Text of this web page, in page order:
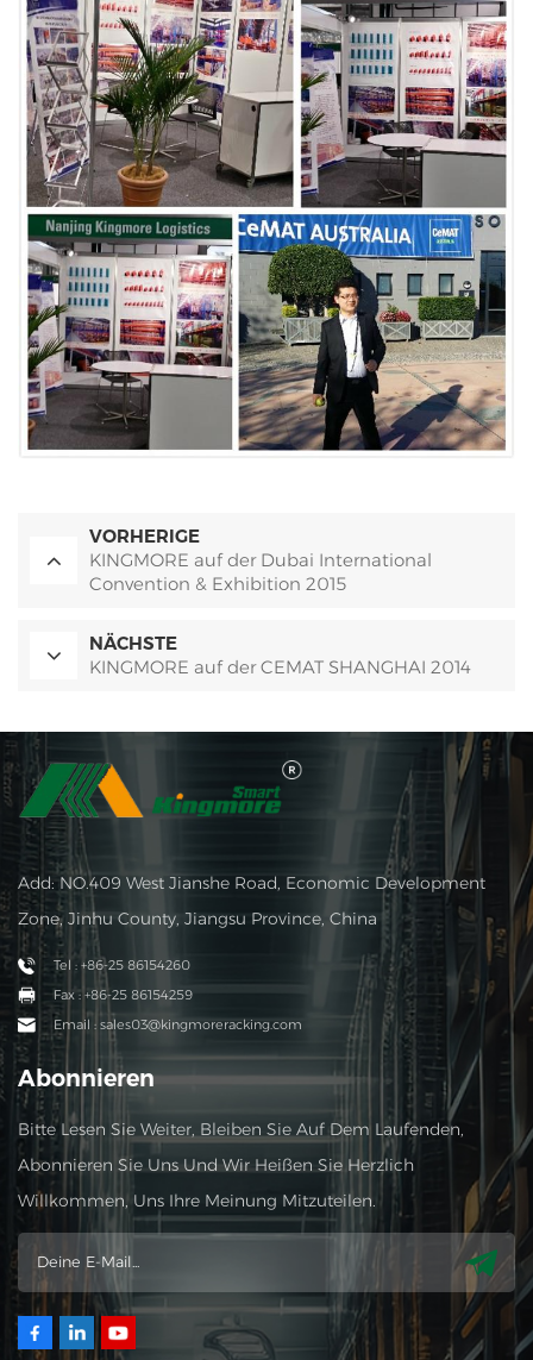
VORHERIGE
KINGMORE auf der Dubai International
Convention & Exhibition 2015
NÄCHSTE
KINGMORE auf der CEMAT SHANGHAI 2014
Add: NO.409 West Jianshe Road, Economic Development
Zone, Jinhu County, Jiangsu Province, China
Tel : +86-25 86154260
Fax : +86-25 86154259
Email : sales03@kingmoreracking.com
Abonnieren
Bitte Lesen Sie Weiter, Bleiben Sie Auf Dem Laufenden,
Abonnieren Sie Uns Und Wir Heißen Sie Herzlich
Willkommen, Uns Ihre Meinung Mitzuteilen.